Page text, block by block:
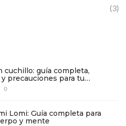
(3)
cuchillo: guía completa,
precauciones para tu
0
Lomi: Guía completa para
y mente